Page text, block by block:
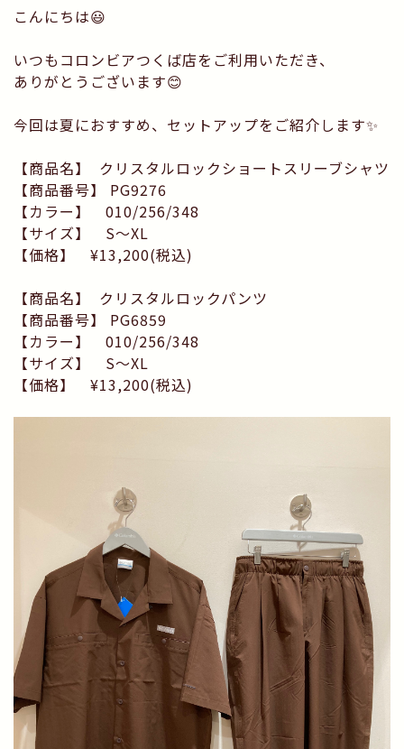
こんにちは😃
いつもコロンビアつくば店をご利用いただき、
ありがとうございます😊
今回は夏におすすめ、セットアップをご紹介します✨
【商品名】 クリスタルロックショートスリーブシャツ
【商品番号】 PG9276
【カラー】 010/256/348
【サイズ】 S〜XL
【価格】 ¥13,200(税込)
【商品名】 クリスタルロックパンツ
【商品番号】 PG6859
【カラー】 010/256/348
【サイズ】 S〜XL
【価格】 ¥13,200(税込)